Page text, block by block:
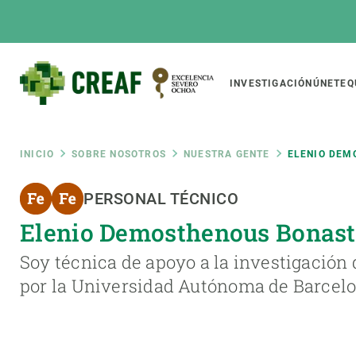
Main
INVESTIGACIÓN ÚNETE
Ruta
de
navegación
INICIO SOBRE NOSOTROS NUESTRA GENTE ELENIO
PERSONAL TÉCNICO
Elenio Demosthenous
Soy técnica de apoyo a la
por la Universidad Autónoma de
Featured
responsive
INTRANET
Responsive
menu
SOBRE NOSOTROS
El Centro
Organización institucional